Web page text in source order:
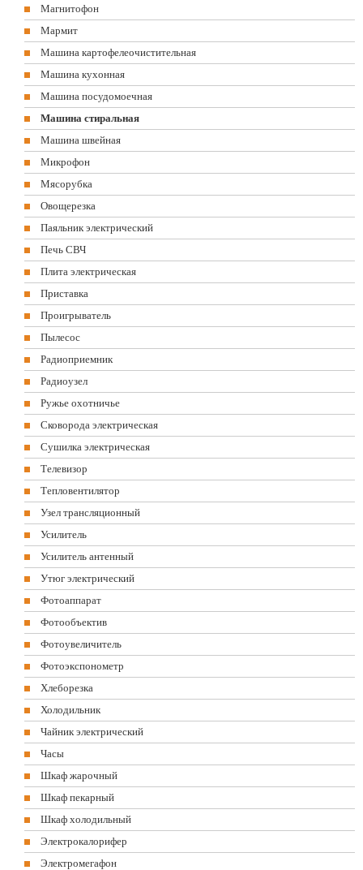
Магнитофон
Мармит
Машина картофелеочистительная
Машина кухонная
Машина посудомоечная
Машина стиральная
Машина швейная
Микрофон
Мясорубка
Овощерезка
Паяльник электрический
Печь СВЧ
Плита электрическая
Приставка
Проигрыватель
Пылесос
Радиоприемник
Радиоузел
Ружье охотничье
Сковорода электрическая
Сушилка электрическая
Телевизор
Тепловентилятор
Узел трансляционный
Усилитель
Усилитель антенный
Утюг электрический
Фотоаппарат
Фотообъектив
Фотоувеличитель
Фотоэкспонометр
Хлеборезка
Холодильник
Чайник электрический
Часы
Шкаф жарочный
Шкаф пекарный
Шкаф холодильный
Электрокалорифер
Электромегафон